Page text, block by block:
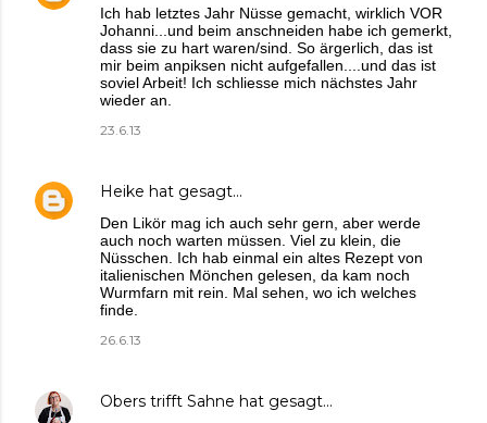
Ich hab letztes Jahr Nüsse gemacht, wirklich VOR
Johanni...und beim anschneiden habe ich gemerkt,
dass sie zu hart waren/sind. So ärgerlich, das ist
mir beim anpiksen nicht aufgefallen....und das ist
soviel Arbeit! Ich schliesse mich nächstes Jahr
wieder an.
23.6.13
Heike hat gesagt…
Den Likör mag ich auch sehr gern, aber werde
auch noch warten müssen. Viel zu klein, die
Nüsschen. Ich hab einmal ein altes Rezept von
italienischen Mönchen gelesen, da kam noch
Wurmfarn mit rein. Mal sehen, wo ich welches
finde.
26.6.13
Obers trifft Sahne hat gesagt…